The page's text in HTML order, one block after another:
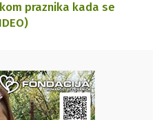
praznika kada se